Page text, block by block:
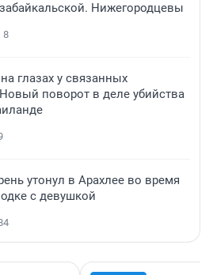
Нижегородцевы
8
глазах у связанных
поворот в деле убийства
утонул в Арахлее во время
с девушкой